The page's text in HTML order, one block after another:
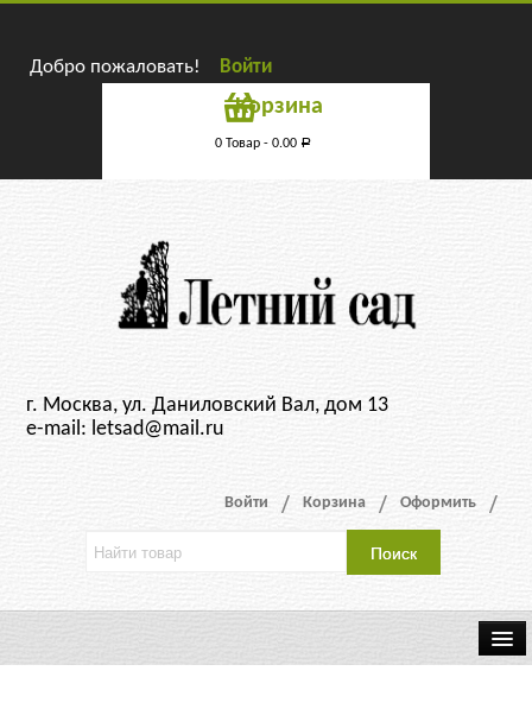
Добро пожаловать! Войти
Корзина
0 Товар - 0.00 Р
г. Москва, ул. Даниловский Вал, дом 13
e-mail: letsad@mail.ru
Войти Корзина Оформить